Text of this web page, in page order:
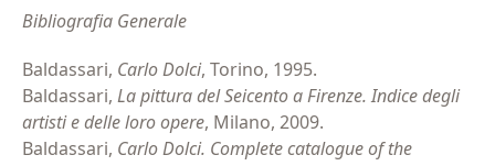
Bibliografia Generale
Baldassari, Carlo Dolci, Torino, 1995.
Baldassari, La pittura del Seicento a Firenze. Indice degli
artisti e delle loro opere, Milano, 2009.
Baldassari, Carlo Dolci. Complete catalogue of the